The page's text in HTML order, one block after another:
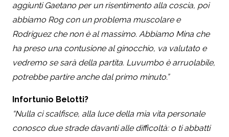
aggiunti Gaetano per un risentimento alla coscia, poi
abbiamo Rog con un problema muscolare e
Rodriguez che non è al massimo. Abbiamo Mina che
ha preso una contusione al ginocchio, va valutato e
vedremo se sarà della partita. Luvumbo è arruolabile,
potrebbe partire anche dal primo minuto.”
Infortunio Belotti?
“Nulla ci scalfisce, alla luce della mia vita personale
conosco due strade davanti alle difficoltà: o ti abbatti